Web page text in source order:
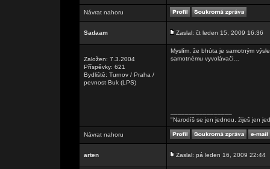
Návrat nahoru
Sadaam Zaslal: čt leden 15, 2009 16:36
Založen: 7.3.2004
Příspěvky: 621
Bydliště: Turnov / Praha /
pevnost Buk (LPS)
Myslím, že bhúta je samotným
samotnému vyvolávači…
"Narodíš se jen jednou, žiješ jen
Návrat nahoru
arten Zaslal: pá leden 16, 2009 22:44